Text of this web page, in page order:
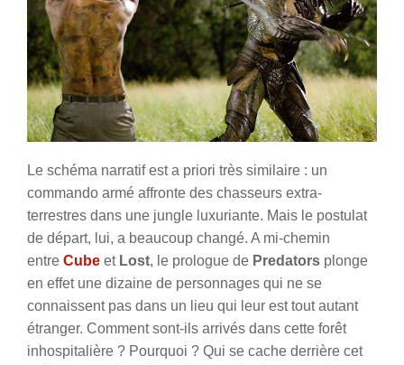
Le schéma narratif est a priori très similaire : un
commando armé affronte des chasseurs extra-
terrestres dans une jungle luxuriante. Mais le postulat
de départ, lui, a beaucoup changé. A mi-chemin
entre Cube et Lost, le prologue de Predators plonge
en effet une dizaine de personnages qui ne se
connaissent pas dans un lieu qui leur est tout autant
étranger. Comment sont-ils arrivés dans cette forêt
inhospitalière ? Pourquoi ? Qui se cache derrière cet